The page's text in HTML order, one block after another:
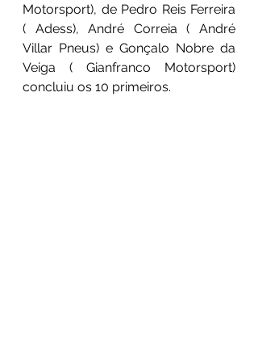
Motorsport), de Pedro Reis Ferreira
( Adess), André Correia ( André
Villar Pneus) e Gonçalo Nobre da
Veiga ( Gianfranco Motorsport)
concluiu os 10 primeiros.